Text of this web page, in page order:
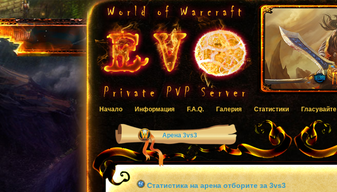
Начало
Информация F.A.Q. Галерия Статистики Гласувайте
Арена 3vs3
Статистика на арена отборите за 3vs3